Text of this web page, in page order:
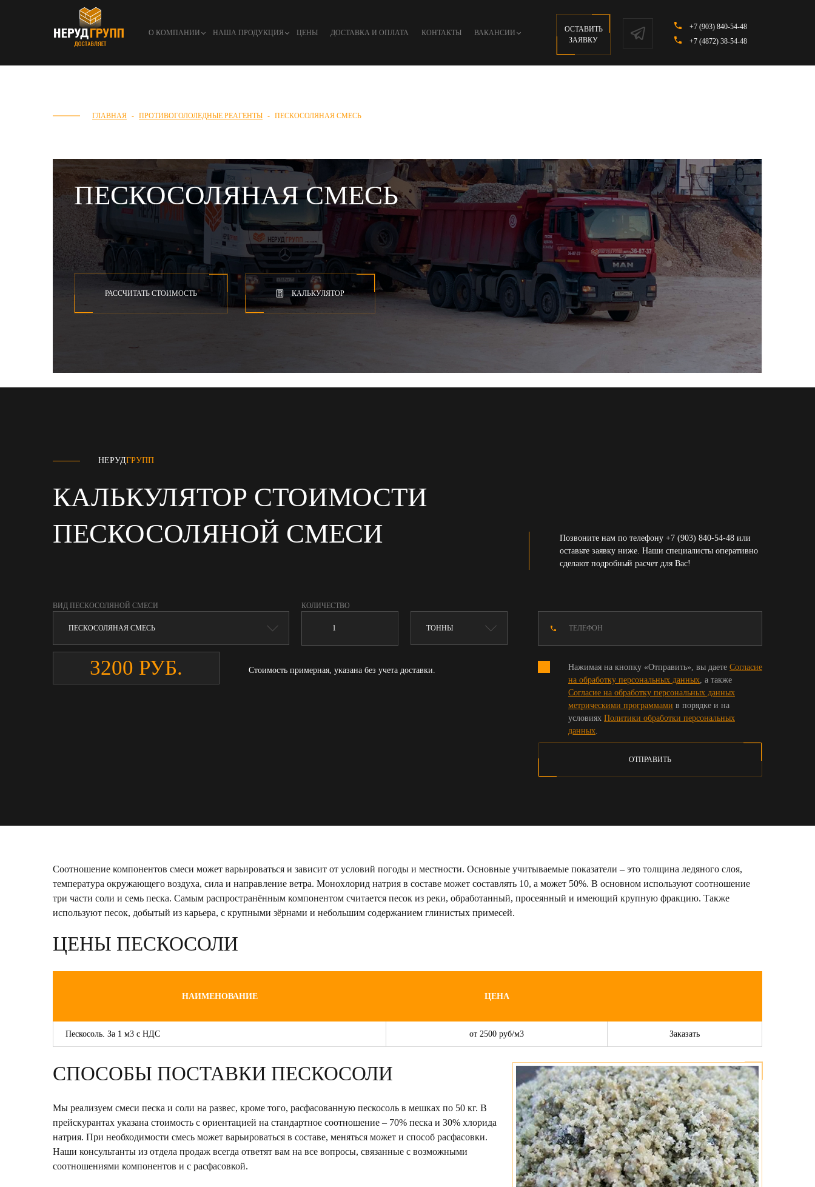
О КОМПАНИИ НАША ПРОДУКЦИЯ ЦЕНЫ ДОСТАВКА И ОПЛАТА КОНТАКТЫ ВАКАНСИИ
ОСТАВИТЬ
ЗАЯВКУ
+7 (903) 840-54-48
+7 (4872) 38-54-48
ГЛАВНАЯ ПРОТИВОГОЛОЛЕДНЫЕ РЕАГЕНТЫ ПЕСКОСОЛЯНАЯ СМЕСЬ
ПЕСКОСОЛЯНАЯ СМЕСЬ
РАССЧИТАТЬ СТОИМОСТЬ КАЛЬКУЛЯТОР
НЕРУДГРУПП
КАЛЬКУЛЯТОР СТОИМОСТИ
ПЕСКОСОЛЯНОЙ СМЕСИ
Позвоните нам по телефону +7 (903) 840-54-48 или
оставьте заявку ниже. Наши специалисты оперативно
сделают подробный расчет для Вас!
ВИД ПЕСКОСОЛЯНОЙ СМЕСИ КОЛИЧЕСТВО
Стоимость примерная, указана без учета доставки. Нажимая на кнопку «Отправить», вы даете Согласие
на обработку персональных данных, а также
Согласие на обработку персональных данных
метрическими программами в порядке и на
условиях Политики обработки персональных
данных.
ОТПРАВИТЬ
Соотношение компонентов смеси может варьироваться и зависит от условий погоды и местности. Основные учитываемые показатели – это толщина ледяного слоя,
температура окружающего воздуха, сила и направление ветра. Монохлорид натрия в составе может составлять 10, а может 50%. В основном используют соотношение
три части соли и семь песка. Самым распространённым компонентом считается песок из реки, обработанный, просеянный и имеющий крупную фракцию. Также
используют песок, добытый из карьера, с крупными зёрнами и небольшим содержанием глинистых примесей.
ЦЕНЫ ПЕСКОСОЛИ
НАИМЕНОВАНИЕ ЦЕНА
Пескосоль. За 1 м3 с НДС от 2500 руб/м3 Заказать
СПОСОБЫ ПОСТАВКИ ПЕСКОСОЛИ
Мы реализуем смеси песка и соли на развес, кроме того, расфасованную пескосоль в мешках по 50 кг. В
прейскурантах указана стоимость с ориентацией на стандартное соотношение – 70% песка и 30% хлорида
натрия. При необходимости смесь может варьироваться в составе, меняться может и способ расфасовки.
Наши консультанты из отдела продаж всегда ответят вам на все вопросы, связанные с возможными
соотношениями компонентов и с расфасовкой.